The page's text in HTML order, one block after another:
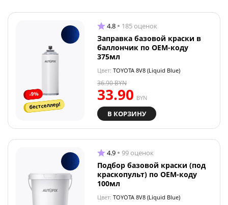
-9%
бестселлер!
4.8 185 оценок
Заправка базовой краски в
баллончик по OEM-коду
375мл
Цвет: TOYOTA 8V8 (Liquid Blue)
33.90 BYN
36.90BYN
В КОРЗИНУ
4.9 99 оценок
Подбор базовой краски (под
краскопульт) по OEM-коду
100мл
Цвет: TOYOTA 8V8 (Liquid Blue)